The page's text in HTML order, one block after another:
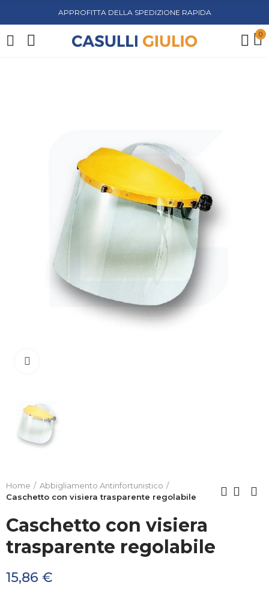
APPROFITTA DELLA SPEDIZIONE RAPIDA
0
Home
Abbigliamento Antinfortunistico
Caschetto con visiera trasparente regolabile
Caschetto con visiera
trasparente regolabile
15,86 €